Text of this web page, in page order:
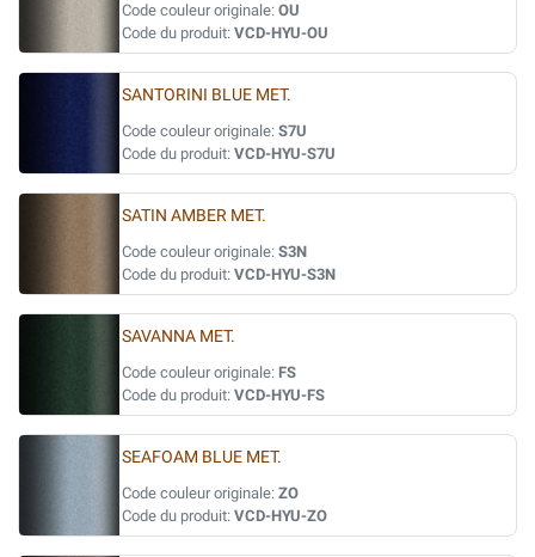
Code couleur originale: OU
Code du produit: VCD-HYU-OU
SANTORINI BLUE MET.
Code couleur originale: S7U
Code du produit: VCD-HYU-S7U
SATIN AMBER MET.
Code couleur originale: S3N
Code du produit: VCD-HYU-S3N
SAVANNA MET.
Code couleur originale: FS
Code du produit: VCD-HYU-FS
SEAFOAM BLUE MET.
Code couleur originale: ZO
Code du produit: VCD-HYU-ZO